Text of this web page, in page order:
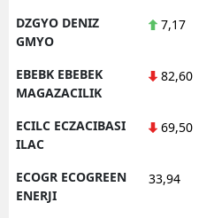
DZGYO DENIZ
GMYO
7,17
EBEBK EBEBEK
MAGAZACILIK
82,60
ECILC ECZACIBASI
ILAC
69,50
ECOGR ECOGREEN
ENERJI
33,94